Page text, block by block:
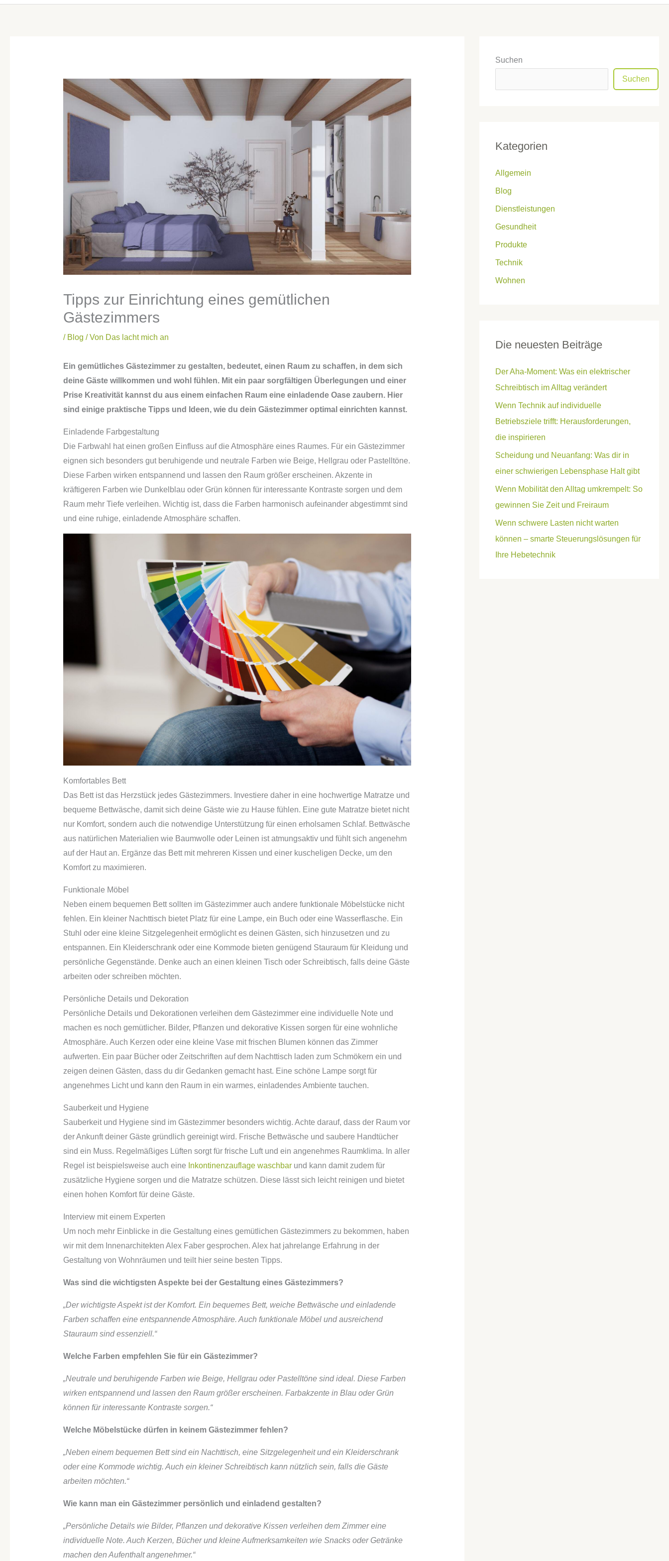
Tipps zur Einrichtung eines gemütlichen
Gästezimmers
/ Blog / Von Das lacht mich an
Ein gemütliches Gästezimmer zu gestalten, bedeutet, einen Raum zu schaffen, in dem sich
deine Gäste willkommen und wohl fühlen. Mit ein paar sorgfältigen Überlegungen und einer
Prise Kreativität kannst du aus einem einfachen Raum eine einladende Oase zaubern. Hier
sind einige praktische Tipps und Ideen, wie du dein Gästezimmer optimal einrichten kannst.
Einladende Farbgestaltung
Die Farbwahl hat einen großen Einfluss auf die Atmosphäre eines Raumes. Für ein Gästezimmer
eignen sich besonders gut beruhigende und neutrale Farben wie Beige, Hellgrau oder Pastelltöne.
Diese Farben wirken entspannend und lassen den Raum größer erscheinen. Akzente in
kräftigeren Farben wie Dunkelblau oder Grün können für interessante Kontraste sorgen und dem
Raum mehr Tiefe verleihen. Wichtig ist, dass die Farben harmonisch aufeinander abgestimmt sind
und eine ruhige, einladende Atmosphäre schaffen.
Komfortables Bett
Das Bett ist das Herzstück jedes Gästezimmers. Investiere daher in eine hochwertige Matratze und
bequeme Bettwäsche, damit sich deine Gäste wie zu Hause fühlen. Eine gute Matratze bietet nicht
nur Komfort, sondern auch die notwendige Unterstützung für einen erholsamen Schlaf. Bettwäsche
aus natürlichen Materialien wie Baumwolle oder Leinen ist atmungsaktiv und fühlt sich angenehm
auf der Haut an. Ergänze das Bett mit mehreren Kissen und einer kuscheligen Decke, um den
Komfort zu maximieren.
Funktionale Möbel
Neben einem bequemen Bett sollten im Gästezimmer auch andere funktionale Möbelstücke nicht
fehlen. Ein kleiner Nachttisch bietet Platz für eine Lampe, ein Buch oder eine Wasserflasche. Ein
Stuhl oder eine kleine Sitzgelegenheit ermöglicht es deinen Gästen, sich hinzusetzen und zu
entspannen. Ein Kleiderschrank oder eine Kommode bieten genügend Stauraum für Kleidung und
persönliche Gegenstände. Denke auch an einen kleinen Tisch oder Schreibtisch, falls deine Gäste
arbeiten oder schreiben möchten.
Persönliche Details und Dekoration
Persönliche Details und Dekorationen verleihen dem Gästezimmer eine individuelle Note und
machen es noch gemütlicher. Bilder, Pflanzen und dekorative Kissen sorgen für eine wohnliche
Atmosphäre. Auch Kerzen oder eine kleine Vase mit frischen Blumen können das Zimmer
aufwerten. Ein paar Bücher oder Zeitschriften auf dem Nachttisch laden zum Schmökern ein und
zeigen deinen Gästen, dass du dir Gedanken gemacht hast. Eine schöne Lampe sorgt für
angenehmes Licht und kann den Raum in ein warmes, einladendes Ambiente tauchen.
Sauberkeit und Hygiene
Sauberkeit und Hygiene sind im Gästezimmer besonders wichtig. Achte darauf, dass der Raum vor
der Ankunft deiner Gäste gründlich gereinigt wird. Frische Bettwäsche und saubere Handtücher
sind ein Muss. Regelmäßiges Lüften sorgt für frische Luft und ein angenehmes Raumklima. In aller
Regel ist beispielsweise auch eine Inkontinenzauflage waschbarund kann damit zudem für
zusätzliche Hygiene sorgen und die Matratze schützen. Diese lässt sich leicht reinigen und bietet
einen hohen Komfort für deine Gäste.
Interview mit einem Experten
Um noch mehr Einblicke in die Gestaltung eines gemütlichen Gästezimmers zu bekommen, haben
wir mit dem Innenarchitekten Alex Faber gesprochen. Alex hat jahrelange Erfahrung in der
Gestaltung von Wohnräumen und teilt hier seine besten Tipps.
Was sind die wichtigsten Aspekte bei der Gestaltung eines Gästezimmers?
„Der wichtigste Aspekt ist der Komfort. Ein bequemes Bett, weiche Bettwäsche und einladende
Farben schaffen eine entspannende Atmosphäre. Auch funktionale Möbel und ausreichend
Stauraum sind essenziell.“
Welche Farben empfehlen Sie für ein Gästezimmer?
„Neutrale und beruhigende Farben wie Beige, Hellgrau oder Pastelltöne sind ideal. Diese Farben
wirken entspannend und lassen den Raum größer erscheinen. Farbakzente in Blau oder Grün
können für interessante Kontraste sorgen.“
Welche Möbelstücke dürfen in keinem Gästezimmer fehlen?
„Neben einem bequemen Bett sind ein Nachttisch, eine Sitzgelegenheit und ein Kleiderschrank
oder eine Kommode wichtig. Auch ein kleiner Schreibtisch kann nützlich sein, falls die Gäste
arbeiten möchten.“
Wie kann man ein Gästezimmer persönlich und einladend gestalten?
„Persönliche Details wie Bilder, Pflanzen und dekorative Kissen verleihen dem Zimmer eine
individuelle Note. Auch Kerzen, Bücher und kleine Aufmerksamkeiten wie Snacks oder Getränke
machen den Aufenthalt angenehmer.“
Suchen
Suchen
Kategorien
Allgemein
Blog
Dienstleistungen
Gesundheit
Produkte
Technik
Wohnen
Die neuesten Beiträge
Der Aha-Moment: Was ein elektrischer
Schreibtisch im Alltag verändert
Wenn Technik auf individuelle
Betriebsziele trifft: Herausforderungen,
die inspirieren
Scheidung und Neuanfang: Was dir in
einer schwierigen Lebensphase Halt gibt
Wenn Mobilität den Alltag umkrempelt: So
gewinnen Sie Zeit und Freiraum
Wenn schwere Lasten nicht warten
können – smarte Steuerungslösungen für
Ihre Hebetechnik